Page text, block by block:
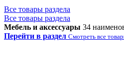
Все товары раздела
Все товары раздела
Мебель и аксессуары 34
Перейти в раздел Смотреть все